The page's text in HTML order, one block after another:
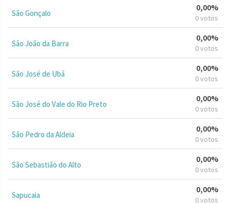
São Gonçalo
0,00%
0 votos
São João da Barra
0,00%
0 votos
São José de Ubá
0,00%
0 votos
São José do Vale do Rio Preto
0,00%
0 votos
São Pedro da Aldeia
0,00%
0 votos
São Sebastião do Alto
0,00%
0 votos
Sapucaia
0,00%
0 votos